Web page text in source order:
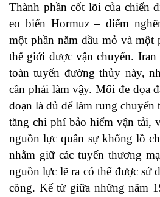
Thành phần cốt lõi của chiến
eo biển Hormuz – điểm
một phần năm dầu mỏ và một
thế giới được vận chuyển.
toàn tuyến đường thủy này,
cần phải làm vậy. Mối đe dọa
đoạn là đủ để làm rung
tăng chi phí bảo hiểm vận tải,
nguồn lực quân sự khổng lồ
nhằm giữ các tuyến thương
nguồn lực lẽ ra có thể được sử
công. Kể từ giữa những năm